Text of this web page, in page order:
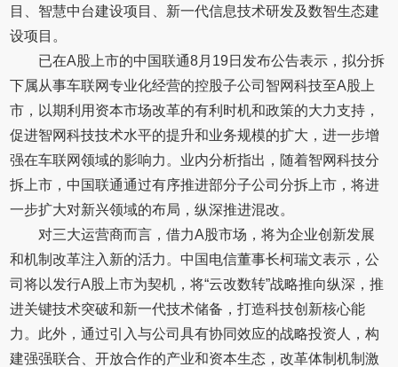
目、智慧中台建设项目、新一代信息技术研发及数智生态建
设项目。
已在A股上市的中国联通8月19日发布公告表示，拟分拆
下属从事车联网专业化经营的控股子公司智网科技至A股上
市，以期利用资本市场改革的有利时机和政策的大力支持，
促进智网科技技术水平的提升和业务规模的扩大，进一步增
强在车联网领域的影响力。业内分析指出，随着智网科技分
拆上市，中国联通通过有序推进部分子公司分拆上市，将进
一步扩大对新兴领域的布局，纵深推进混改。
对三大运营商而言，借力A股市场，将为企业创新发展
和机制改革注入新的活力。中国电信董事长柯瑞文表示，公
司将以发行A股上市为契机，将“云改数转”战略推向纵深，推
进关键技术突破和新一代技术储备，打造科技创新核心能
力。此外，通过引入与公司具有协同效应的战略投资人，构
建强强联合、开放合作的产业和资本生态，改革体制机制激